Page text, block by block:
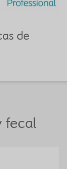
de
fecal